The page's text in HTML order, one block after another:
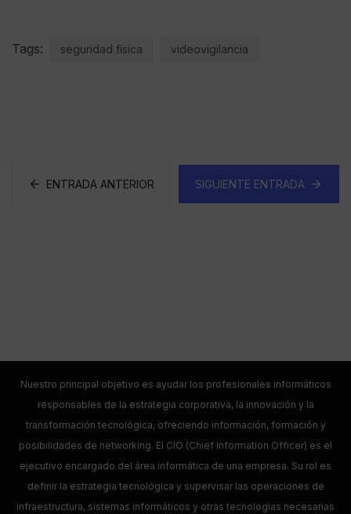
Tags: seguridad física videovigilancia
ENTRADA ANTERIOR SIGUIENTE ENTRADA
Nuestro principal objetivo es ayudar los profesionales informáticos
responsables de la estrategia corporativa, la innovación y la
transformación tecnológica, ofreciendo información, formación y
posibilidades de networking. El CIO (Chief Information Officer) es el
ejecutivo encargado del área informática de una empresa. Su rol es
definir la estrategia tecnológica y supervisar las operaciones de
infraestructura, sistemas informáticos y otras tecnologías necesarias